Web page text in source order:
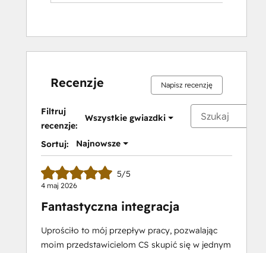
Recenzje Napisz recenzję
Filtruj
recenzje:
Wszystkie gwiazdki
Sortuj: Najnowsze
5/5
4 maj 2026
Fantastyczna integracja
Uprościło to mój przepływ pracy, pozwalając
moim przedstawicielom CS skupić się w jednym